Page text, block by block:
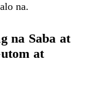
na.
na Saba at
at